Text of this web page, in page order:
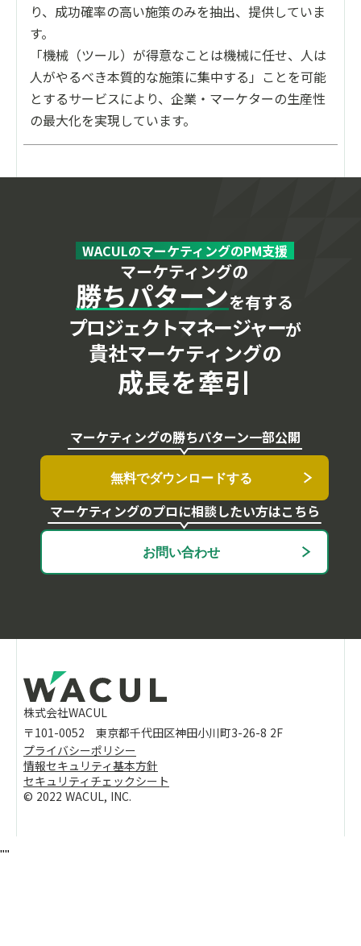
り、成功確率の高い施策のみを抽出、提供していま
す。
「機械（ツール）が得意なことは機械に任せ、人は
人がやるべき本質的な施策に集中する」ことを可能
とするサービスにより、企業・マーケターの生産性
の最大化を実現しています。
WACULのマーケティングのPM支援
マーケティングの
勝ちパターンを有する
プロジェクトマネージャーが
貴社マーケティングの
成長を牽引
マーケティングの勝ちパターン一部公開
無料でダウンロードする
マーケティングのプロに相談したい方はこちら
お問い合わせ
株式会社WACUL
〒101-0052 東京都千代田区神田小川町3-26-8 2F
プライバシーポリシー
情報セキュリティ基本方針
セキュリティチェックシート
©︎ 2022 WACUL, INC.
""